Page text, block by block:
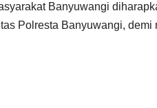
Banyuwangi
Polresta Banyuwangi,